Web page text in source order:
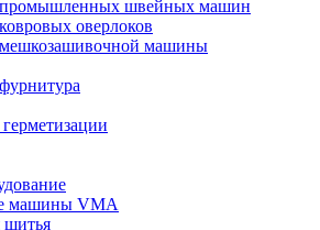
швейных машин
оверлоков
машины
машины VMA
шитья